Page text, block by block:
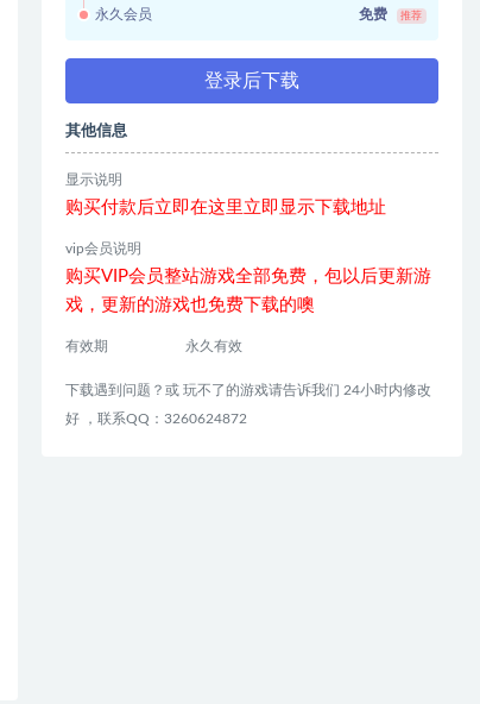
永久会员 免费 推荐
登录后下载
其他信息
显示说明
购买付款后立即在这里立即显示下载地址
vip会员说明
购买VIP会员整站游戏全部免费，包以后更新游
戏，更新的游戏也免费下载的噢
有效期 永久有效
下载遇到问题？或 玩不了的游戏请告诉我们 24小时内修改
好 ，联系QQ：3260624872